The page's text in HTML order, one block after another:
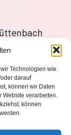
Technologien wie
darauf
können wir Daten
Website verarbeiten.
können